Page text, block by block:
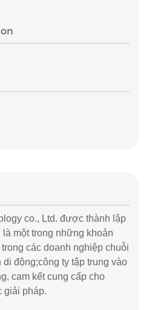
co., Ltd. được thành lập
một trong những khoản
các doanh nghiệp chuỗi
động;công ty tập trung vào
cam kết cung cấp cho
giải pháp.